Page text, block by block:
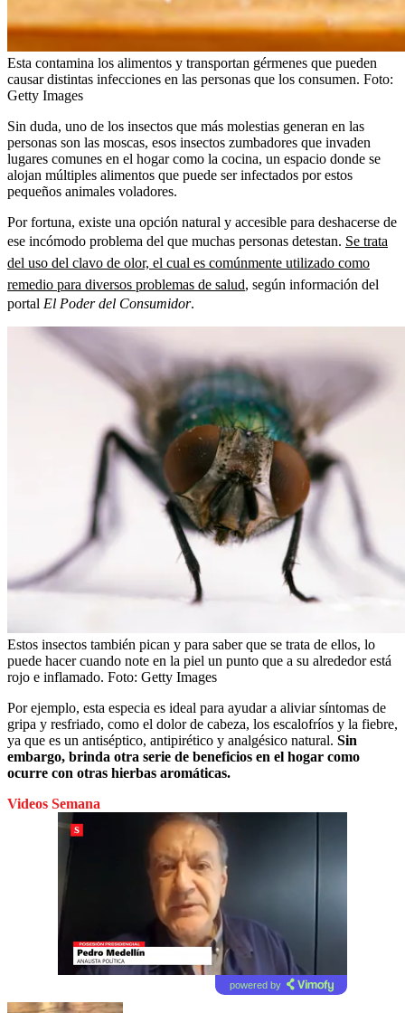
Esta contamina los alimentos y transportan gérmenes que pueden
causar distintas infecciones en las personas que los consumen. Foto:
Getty Images
Sin duda, uno de los insectos que más molestias generan en las
personas son las moscas, esos insectos zumbadores que invaden
lugares comunes en el hogar como la cocina, un espacio donde se
alojan múltiples alimentos que puede ser infectados por estos
pequeños animales voladores.
Por fortuna, existe una opción natural y accesible para deshacerse de
ese incómodo problema del que muchas personas detestan. Se trata
del uso del clavo de olor, el cual es comúnmente utilizado como
remedio para diversos problemas de salud, según información del
portal El Poder del Consumidor.
Estos insectos también pican y para saber que se trata de ellos, lo
puede hacer cuando note en la piel un punto que a su alrededor está
rojo e inflamado. Foto: Getty Images
Por ejemplo, esta especia es ideal para ayudar a aliviar síntomas de
gripa y resfriado, como el dolor de cabeza, los escalofríos y la fiebre,
ya que es un antiséptico, antipirético y analgésico natural. Sin
embargo, brinda otra serie de beneficios en el hogar como
ocurre con otras hierbas aromáticas.
Videos Semana
powered by